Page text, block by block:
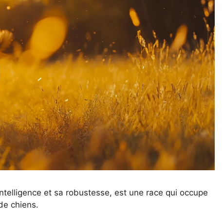
et sa robustesse, est une race qui occupe
chiens.